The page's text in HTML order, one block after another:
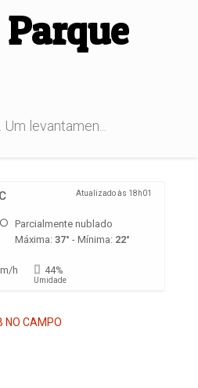
levantamen...
Atualizado às 18h01
Parcialmente nublado
Máxima:37° - Mínima: 22°
h 44%
Umidade